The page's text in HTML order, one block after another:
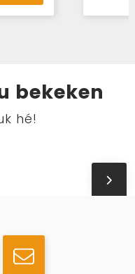
bekeken
hé!